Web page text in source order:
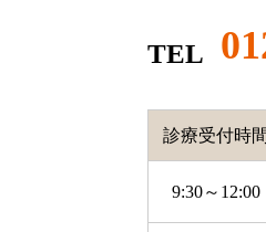
TEL
診療受付時間
9:30～12:00